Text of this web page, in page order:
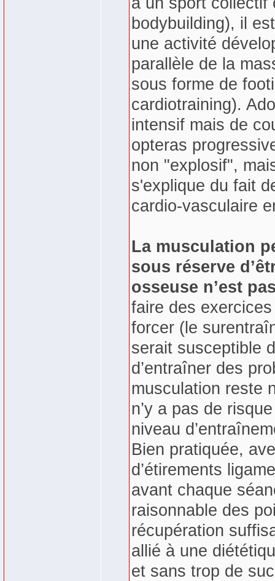
bodybuilding), il
une activité
parallèle de la
sous forme de
cardiotraining).
intensif mais de
opteras
non "explosif",
s'explique du fait
cardio-vasculaire
La musculation
sous réserve
osseuse n’est
faire des
forcer (le
serait susceptible
d’entraîner des
musculation reste
n’y a pas de
niveau
Bien pratiquée,
d’étirements
avant chaque
raisonnable des
récupération
allié à une
et sans trop de